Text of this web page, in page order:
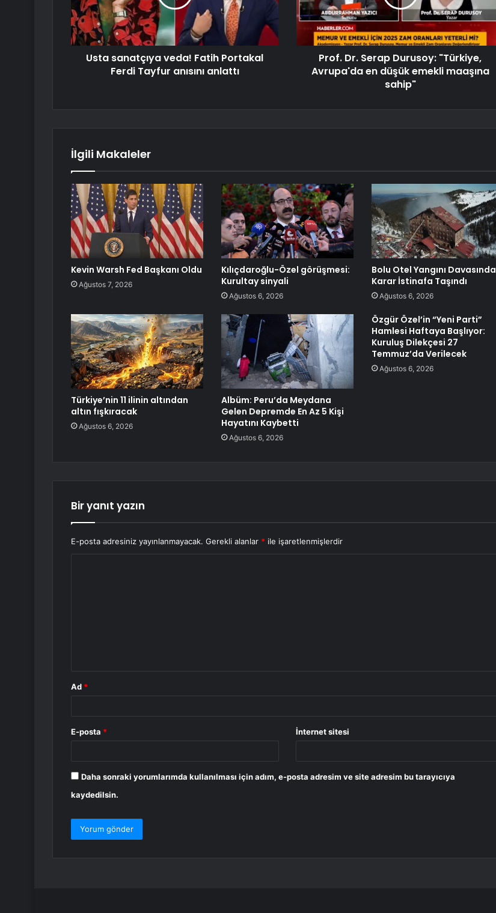
Usta sanatçıya veda! Fatih Portakal
Ferdi Tayfur anısını anlattı
Prof. Dr. Serap Durusoy: "Türkiye,
Avrupa'da en düşük emekli maaşına
sahip"
İlgili Makaleler
Kevin Warsh Fed Başkanı Oldu
Ağustos 7, 2026
Kılıçdaroğlu-Özel görüşmesi:
Kurultay sinyali
Ağustos 6, 2026
Bolu Otel Yangını Davasında
Karar İstinafa Taşındı
Ağustos 6, 2026
Türkiye’nin 11 ilinin altından
altın fışkıracak
Ağustos 6, 2026
Albüm: Peru’da Meydana
Gelen Depremde En Az 5 Kişi
Hayatını Kaybetti
Ağustos 6, 2026
Özgür Özel’in “Yeni Parti”
Hamlesi Haftaya Başlıyor:
Kuruluş Dilekçesi 27
Temmuz’da Verilecek
Ağustos 6, 2026
Bir yanıt yazın
E-posta adresiniz yayınlanmayacak. Gerekli alanlar * ile işaretlenmişlerdir
Ad *
E-posta * İnternet sitesi
Daha sonraki yorumlarımda kullanılması için adım, e-posta adresim ve site adresim bu tarayıcıya
kaydedilsin.